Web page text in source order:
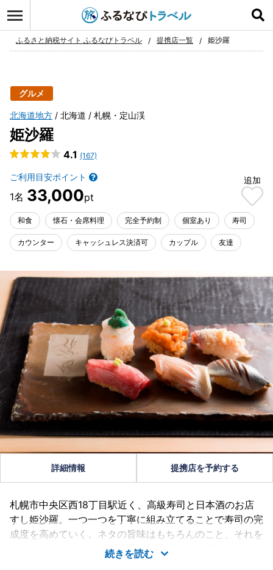
お気に入り
ふるさと納税サイト ふるなびトラベル 提携店一覧 姫沙羅
グルメ
北海道地方 北海道 札幌・定山渓
姫沙羅
4.1 (167)
ご利用目安ポイント
33,000
追加
和食 懐石・会席料理 完全予約制 個室あり 寿司
カウンター キャッシュレス決済可 カップル 友達
詳細情報 提携店を予約する
札幌市中央区西18丁目駅近く、高級寿司と日本酒のお店
すし姫沙羅。一つ一つを丁寧に組み立てることで寿司の完
成度を高めていく。ネタの旨味はもちろんのこと、それを
シャリと組み合わせ、口に含んだ時の抜ける香り、そして
日本酒とのバランス。日本が世界に誇る食文化の中心であ
続きを読む